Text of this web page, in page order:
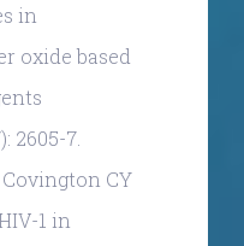
in
oxide based
2605-7.
Covington CY
1 in